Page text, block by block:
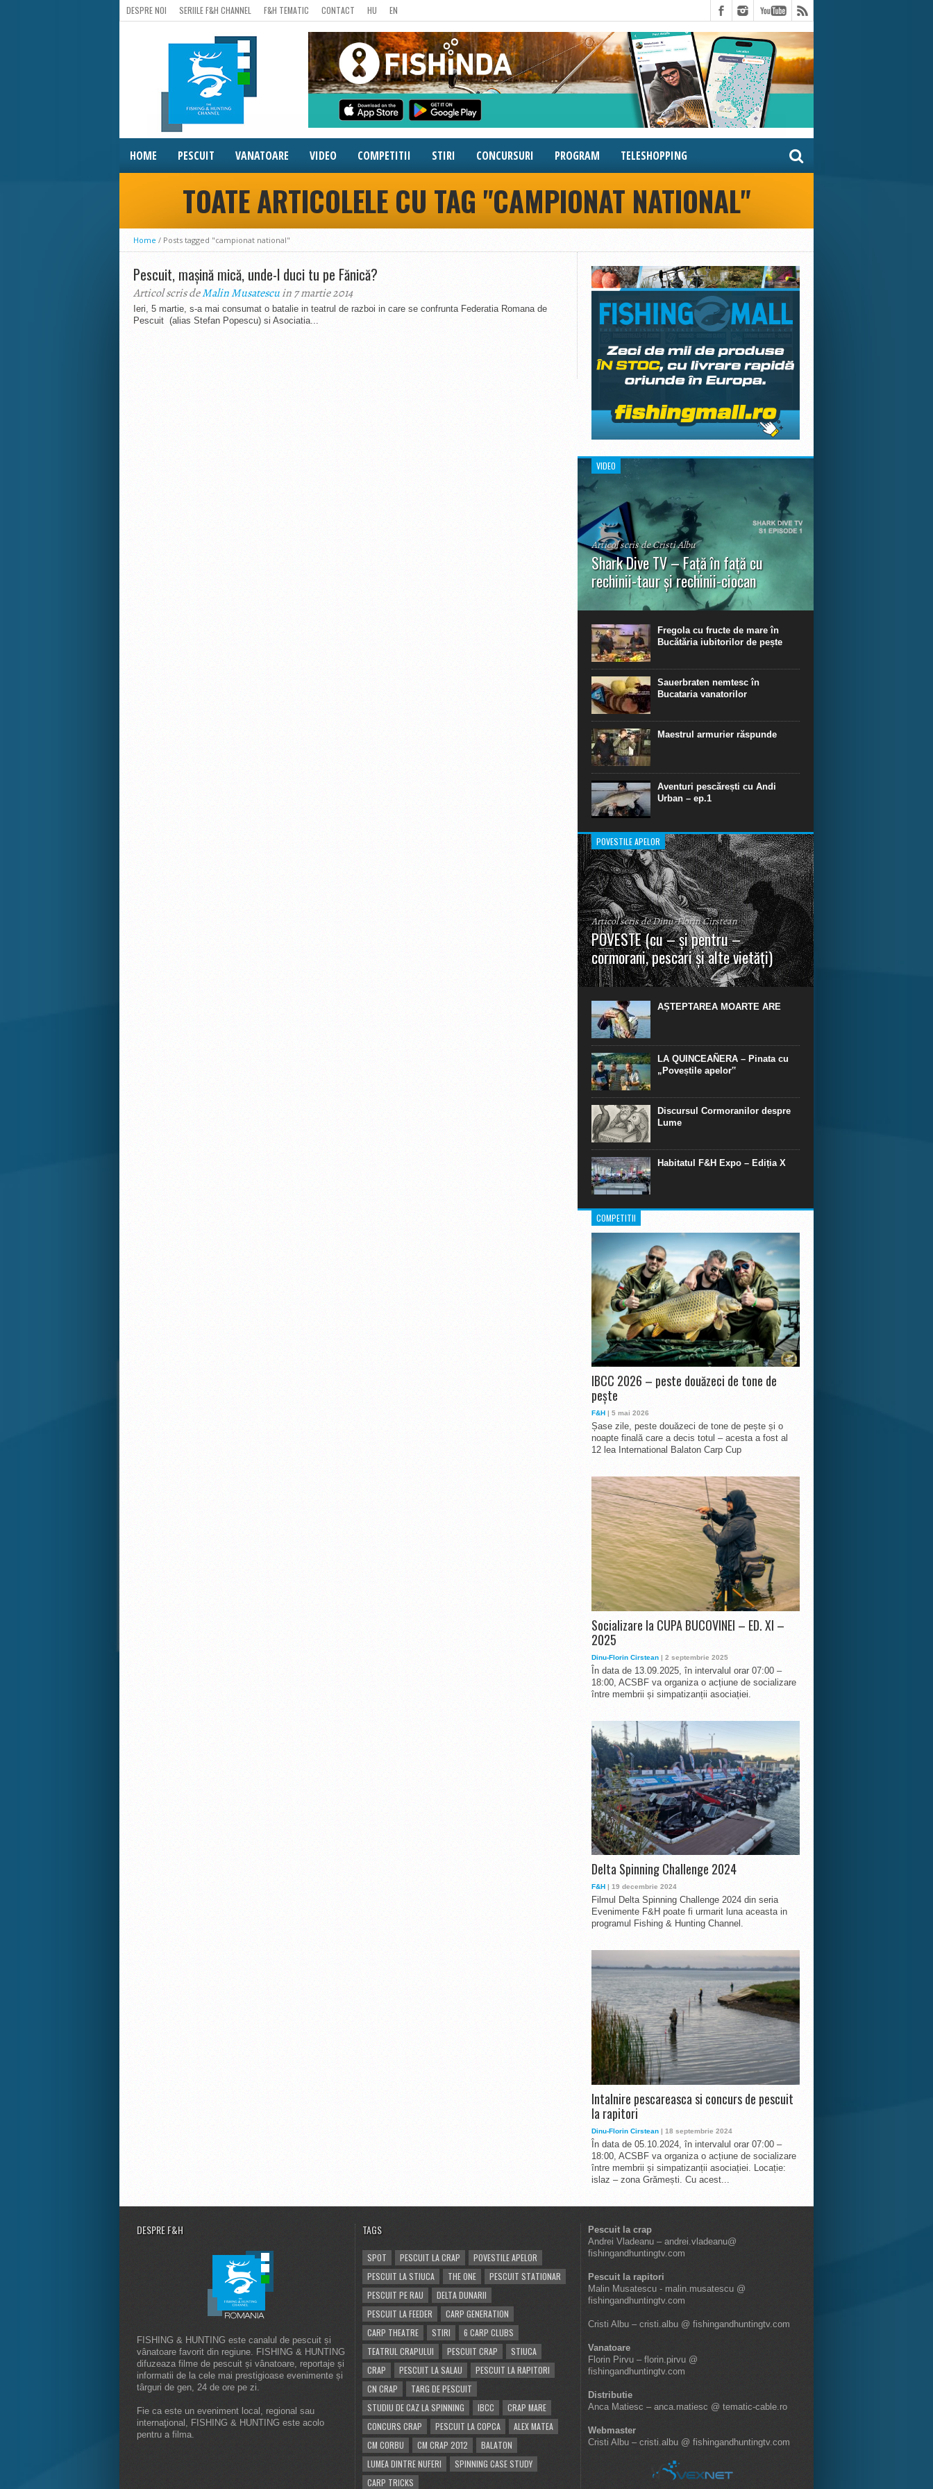
DESPRE NOI SERIILE F&H CHANNEL F&H TEMATIC CONTACT HU EN
HOME PESCUIT VANATOARE VIDEO COMPETITII STIRI CONCURSURI PROGRAM TELESHOPPING
TOATE ARTICOLELE CU TAG "CAMPIONAT NATIONAL"
Home / Posts tagged "campionat national"
Pescuit, mașină mică, unde-l duci tu pe Fănică?
Articol scris deMalin Musatescuin 7 martie 2014
Ieri, 5 martie, s-a mai consumat o batalie in teatrul de razboi in care se confrunta Federatia Romana de
Pescuit (alias Stefan Popescu) si Asociatia...
VIDEO
Articol scris de Cristi Albu
Shark Dive TV – Față în față cu
rechinii-taur și rechinii-ciocan
În primul episod din Shark Dive TV, telespectatorii
extraordinare de scufundare cu rechini.
Fregola cu fructe de mare în
Bucătăria iubitorilor de pește
Sauerbraten nemtesc în
Bucataria vanatorilor
Maestrul armurier răspunde
Aventuri pescărești cu Andi
Urban – ep.1
POVESTILE APELOR
Articol scris de Dinu-Florin Cirstean
POVESTE (cu – și pentru –
cormorani, pescari și alte vietăți)
”La urma urmei, cred că legendele și miturile sunt
în mare parte făcute din „adevăr”.“ R. R. Tolkien.
AȘTEPTAREA MOARTE ARE
LA QUINCEAÑERA – Pinata cu
„Poveștile apelor‟
Discursul Cormoranilor despre
Lume
Habitatul F&H Expo – Ediția X
COMPETITII
IBCC 2026 – peste douăzeci de tone de
pește
F&H | 5 mai 2026
Șase zile, peste douăzeci de tone de pește și o
noapte finală care a decis totul – acesta a fost al
12 lea International Balaton Carp Cup
Socializare la CUPA BUCOVINEI – ED. XI –
2025
Dinu-Florin Cirstean | 2 septembrie 2025
În data de 13.09.2025, în intervalul orar 07:00 –
18:00, ACSBF va organiza o acțiune de socializare
între membrii și simpatizanții asociației.
Delta Spinning Challenge 2024
F&H | 19 decembrie 2024
Filmul Delta Spinning Challenge 2024 din seria
Evenimente F&H poate fi urmarit luna aceasta in
programul Fishing & Hunting Channel.
Intalnire pescareasca si concurs de pescuit
la rapitori
Dinu-Florin Cirstean | 18 septembrie 2024
În data de 05.10.2024, în intervalul orar 07:00 –
18:00, ACSBF va organiza o acțiune de socializare
între membrii și simpatizanții asociației. Locație:
islaz – zona Grămești. Cu acest...
DESPRE F&H
FISHING & HUNTING este canalul de pescuit și
vânatoare favorit din regiune. FISHING & HUNTING
difuzeaza filme de pescuit și vânatoare, reportaje și
informatii de la cele mai prestigioase evenimente și
târguri de gen, 24 de ore pe zi.
Fie ca este un eveniment local, regional sau
internaţional, FISHING & HUNTING este acolo
pentru a filma.
TAGS
SPOT PESCUIT LA CRAP
POVESTILE APELOR
PESCUIT LA STIUCA
THE ONE
PESCUIT STATIONAR
PESCUIT PE RAU
DELTA DUNARII
PESCUIT LA FEEDER
CARP GENERATION
CARP THEATRE
STIRI
6 CARP CLUBS
TEATRUL CRAPULUI
PESCUIT CRAP
STIUCA
CRAP
PESCUIT LA SALAU
PESCUIT LA RAPITORI
CN CRAP
TARG DE PESCUIT
STUDIU DE CAZ LA SPINNING
IBCC
CRAP MARE
CONCURS CRAP
PESCUIT LA COPCA
ALEX MATEA
CM CORBU
CM CRAP 2012
BALATON
LUMEA DINTRE NUFERI
SPINNING CASE STUDY
CARP TRICKS
Pescuit la crap
Andrei Vladeanu – andrei.vladeanu@
fishingandhuntingtv.com
Pescuit la rapitori
Malin Musatescu - malin.musatescu @
fishingandhuntingtv.com
Cristi Albu – cristi.albu @ fishingandhuntingtv.com
Vanatoare
Florin Pirvu – florin.pirvu @
fishingandhuntingtv.com
Distributie
Anca Matiesc – anca.matiesc @ tematic-cable.ro
Webmaster
Cristi Albu – cristi.albu @ fishingandhuntingtv.com